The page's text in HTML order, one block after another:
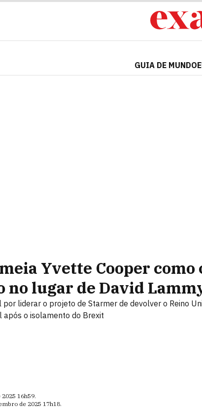
GUIA DE MUNDO
Yvette Cooper como
no lugar de David
por liderar o projeto de Starmer de devolver o Reino
após o isolamento do Brexit
2025 16h59.
de 2025 17h18.